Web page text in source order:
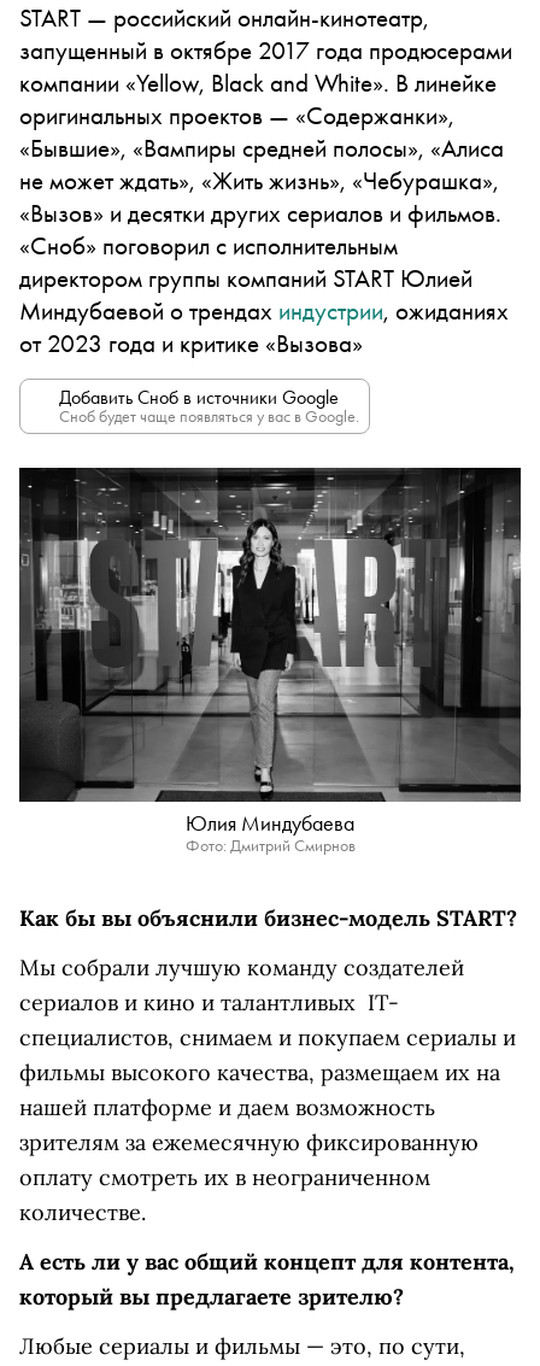
START — российский онлайн-кинотеатр,
запущенный в октябре 2017 года продюсерами
компании «Yellow, Black and White». В линейке
оригинальных проектов — «Содержанки»,
«Бывшие», «Вампиры средней полосы», «Алиса
не может ждать», «Жить жизнь», «Чебурашка»,
«Вызов» и десятки других сериалов и фильмов.
«Сноб» поговорил с исполнительным
директором группы компаний START Юлией
Миндубаевой о трендах индустрии, ожиданиях
от 2023 года и критике «Вызова»
Добавить Сноб в источники Google
Сноб будет чаще появляться у вас в Google.
Юлия Миндубаева
Фото: Дмитрий Смирнов
Как бы вы объяснили бизнес-модель START?
Мы собрали лучшую команду создателей
сериалов и кино и талантливых IT-
специалистов, снимаем и покупаем сериалы и
фильмы высокого качества, размещаем их на
нашей платформе и даем возможность
зрителям за ежемесячную фиксированную
оплату смотреть их в неограниченном
количестве.
А есть ли у вас общий концепт для контента,
который вы предлагаете зрителю?
Любые сериалы и фильмы — это, по сути,